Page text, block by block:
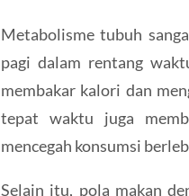
Metabolisme tubuh
pagi dalam rentang
membakar kalori dan
tepat waktu juga
mencegah konsumsi
Selain itu, pola makan